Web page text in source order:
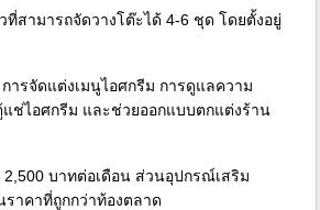
สามารถจัดวางโต๊ะได้ 4-6 ชุด โดยตั้งอยู่
ารจัดแต่งเมนูไอศกรีม การดูแลความ
ช่ไอศกรีม และช่วยออกแบบตกแต่งร้าน
บาทต่อเดือน ส่วนอุปกรณ์เสริม
าคาที่ถูกกว่าท้องตลาด